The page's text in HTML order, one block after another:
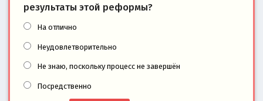
результаты этой реформы?
На отлично
Неудовлетворительно
Не знаю, поскольку процесс не завершён
Посредственно